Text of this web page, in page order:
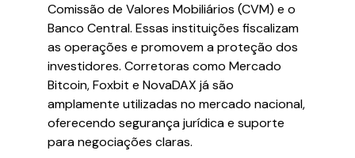
Comissão de Valores Mobiliários (CVM) e o
Banco Central. Essas instituições fiscalizam
as operações e promovem a proteção dos
investidores. Corretoras como Mercado
Bitcoin, Foxbit e NovaDAX já são
amplamente utilizadas no mercado nacional,
oferecendo segurança jurídica e suporte
para negociações claras.